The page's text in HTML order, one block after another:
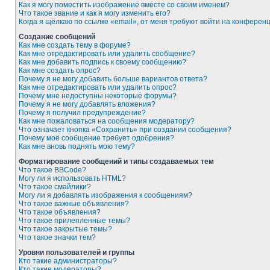
Как я могу поместить изображение вместе со своим именем?
Что такое звание и как я могу изменить его?
Когда я щёлкаю по ссылке «email», от меня требуют войти на
Создание сообщений
Как мне создать тему в форуме?
Как мне отредактировать или удалить сообщение?
Как мне добавить подпись к своему сообщению?
Как мне создать опрос?
Почему я не могу добавить больше вариантов ответа?
Как мне отредактировать или удалить опрос?
Почему мне недоступны некоторые форумы?
Почему я не могу добавлять вложения?
Почему я получил предупреждение?
Как мне пожаловаться на сообщения модератору?
Что означает кнопка «Сохранить» при создании сообщения?
Почему моё сообщение требует одобрения?
Как мне вновь поднять мою тему?
Форматирование сообщений и типы создаваемых тем
Что такое BBCode?
Могу ли я использовать HTML?
Что такое смайлики?
Могу ли я добавлять изображения к сообщениям?
Что такое важные объявления?
Что такое объявления?
Что такое прилепленные темы?
Что такое закрытые темы?
Что такое значки тем?
Уровни пользователей и группы
Кто такие администраторы?